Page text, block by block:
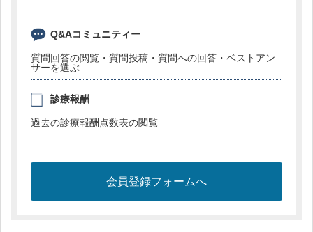
Q&Aコミュニティー
質問回答の閲覧・質問投稿・質問への回答・ベストアン
サーを選ぶ
診療報酬
過去の診療報酬点数表の閲覧
会員登録フォームへ